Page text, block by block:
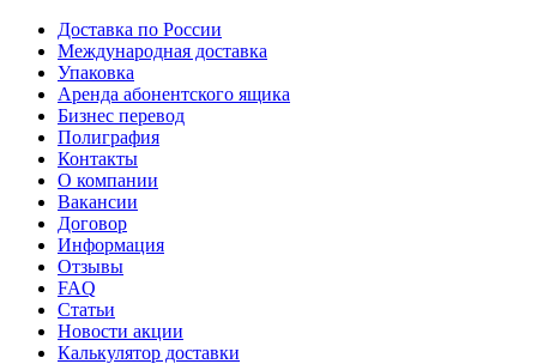
Доставка по России
Международная доставка
Упаковка
Аренда абонентского ящика
Бизнес перевод
Полиграфия
Контакты
О компании
Вакансии
Договор
Информация
Отзывы
FAQ
Статьи
Новости акции
Калькулятор доставки